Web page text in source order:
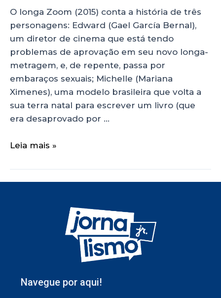
O longa Zoom (2015) conta a história de três
personagens: Edward (Gael García Bernal),
um diretor de cinema que está tendo
problemas de aprovação em seu novo longa-
metragem, e, de repente, passa por
embaraços sexuais; Michelle (Mariana
Ximenes), uma modelo brasileira que volta a
sua terra natal para escrever um livro (que
era desaprovado por …
Leia mais »
Navegue por aqui!